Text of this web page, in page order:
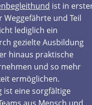
ist in
Weggefährte und Teil
lediglich ein
gezielte Ausbildung
hinaus praktische
und so mehr
ermöglichen.
ist eine sorgfältige